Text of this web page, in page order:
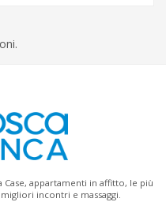
appartamenti in affitto, le più
incontri e massaggi.